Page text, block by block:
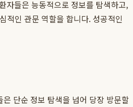
자들은 능동적으로 정보를 탐색하고,
적인 관문 역할을 합니다. 성공적인
단순 정보 탐색을 넘어 당장 방문할